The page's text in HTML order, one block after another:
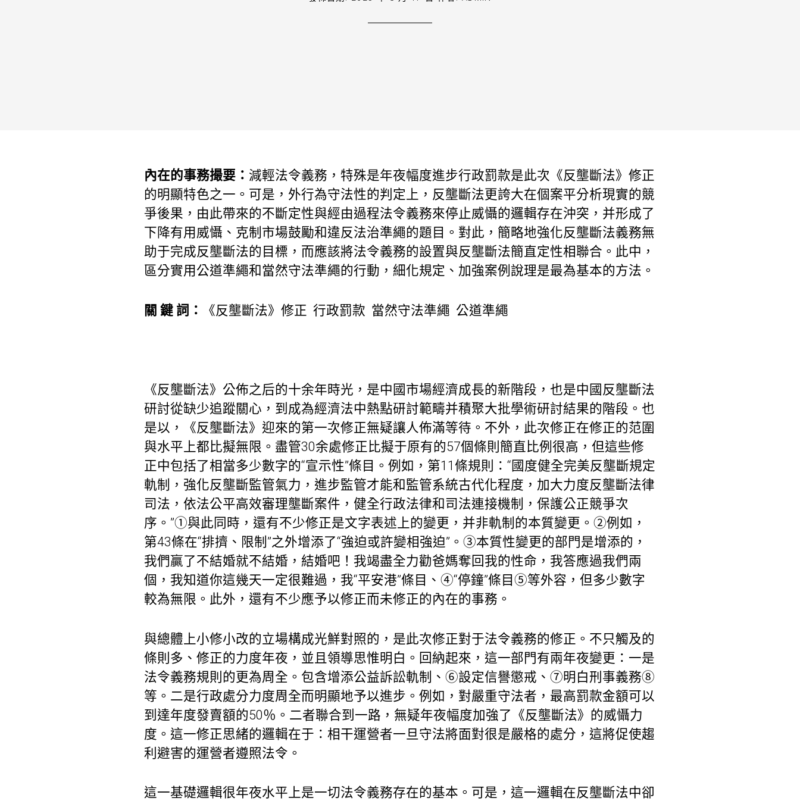
內在的事務撮要： 減輕法令義務，特殊是年夜幅度進步行政罰款是此次《反壟斷法》修正
的明顯特色之一。可是，外行為守法性的判定上，反壟斷法更誇大在個案平分析現實的競
爭後果，由此帶來的不斷定性與經由過程法令義務來停止威懾的邏輯存在沖突，并形成了
下降有用威懾、克制市場鼓勵和違反法治準繩的題目。對此，簡略地強化反壟斷法義務無
助于完成反壟斷法的目標，而應該將法令義務的設置與反壟斷法簡直定性相聯合。此中，
區分實用公道準繩和當然守法準繩的行動，細化規定、加強案例說理是最為基本的方法。
關 鍵 詞： 《反壟斷法》修正 行政罰款 當然守法準繩 公道準繩
《反壟斷法》公佈之后的十余年時光，是中國市場經濟成長的新階段，也是中國反壟斷法
研討從缺少追蹤關心，到成為經濟法中熱點研討範疇并積聚大批學術研討結果的階段。也
是以，《反壟斷法》迎來的第一次修正無疑讓人佈滿等待。不外，此次修正在修正的范圍
與水平上都比擬無限。盡管30余處修正比擬于原有的57個條則簡直比例很高，但這些修
正中包括了相當多少數字的“宣示性”條目。例如，第11條規則：“國度健全完美反壟斷規定
軌制，強化反壟斷監管氣力，進步監管才能和監管系統古代化程度，加大力度反壟斷法律
司法，依法公平高效審理壟斷案件，健全行政法律和司法連接機制，保護公正競爭次
序。”①與此同時，還有不少修正是文字表述上的變更，并非軌制的本質變更。②例如，
第43條在“排擠、限制”之外增添了“強迫或許變相強迫”。③本質性變更的部門是增添的，
我們贏了不結婚就不結婚，結婚吧！我竭盡全力勸爸媽奪回我的性命，我答應過我們兩
個，我知道你這幾天一定很難過，我“平安港”條目、④“停鐘”條目⑤等外容，但多少數字
較為無限。此外，還有不少應予以修正而未修正的內在的事務。
與總體上小修小改的立場構成光鮮對照的，是此次修正對于法令義務的修正。不只觸及的
條則多、修正的力度年夜，並且領導思惟明白。回納起來，這一部門有兩年夜變更：一是
法令義務規則的更為周全。包含增添公益訴訟軌制、⑥設定信譽懲戒、⑦明白刑事義務⑧
等。二是行政處分力度周全而明顯地予以進步。例如，對嚴重守法者，最高罰款金額可以
到達年度發賣額的50％。二者聯合到一路，無疑年夜幅度加強了《反壟斷法》的威懾力
度。這一修正思緒的邏輯在于：相干運營者一旦守法將面對很是嚴格的處分，這將促使趨
利避害的運營者遵照法令。
這一基礎邏輯很年夜水平上是一切法令義務存在的基本。可是，這一邏輯在反壟斷法中卻